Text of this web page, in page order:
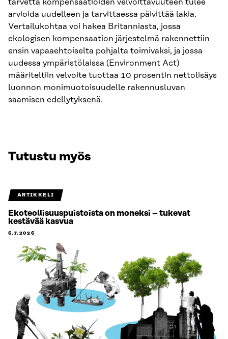
tarvetta kompensaatioiden velvoittavuuteen tulee
arvioida uudelleen ja tarvittaessa päivittää lakia.
Vertailukohtaa voi hakea Britanniasta, jossa
ekologisen kompensaation järjestelmä rakennettiin
ensin vapaaehtoiselta pohjalta toimivaksi, ja jossa
uudessa ympäristölaissa (Environment Act)
määriteltiin velvoite tuottaa 10 prosentin nettolisäys
luonnon monimuotoisuudelle rakennusluvan
saamisen edellytyksenä.
Tutustu myös
ARTIKKELI
Ekoteollisuuspuistoista on moneksi – tukevat
kestävää kasvua
6.7.2026